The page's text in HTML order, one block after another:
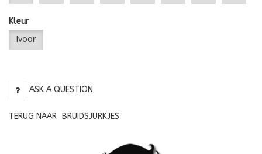
Kleur
Ivoor
ASK A QUESTION
TERUG NAAR BRUIDSJURKJES